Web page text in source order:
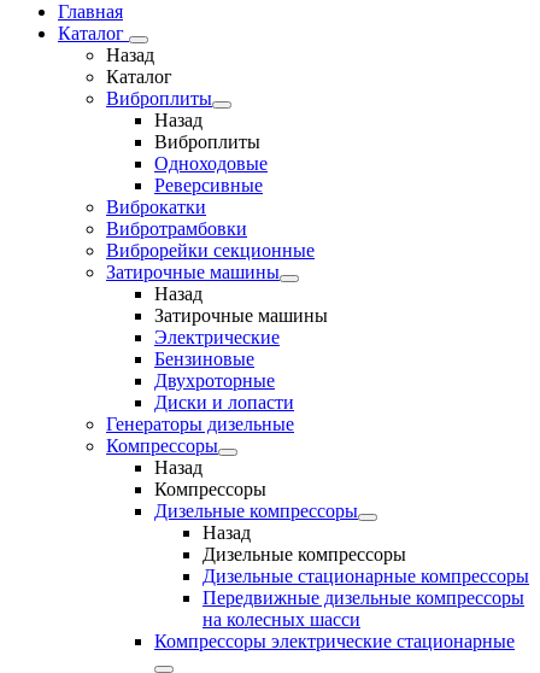
Главная
Каталог
Назад
Каталог
Виброплиты
Назад
Виброплиты
Одноходовые
Реверсивные
Виброкатки
Вибротрамбовки
Виброрейки секционные
Затирочные машины
Назад
Затирочные машины
Электрические
Бензиновые
Двухроторные
Диски и лопасти
Генераторы дизельные
Компрессоры
Назад
Компрессоры
Дизельные компрессоры
Назад
Дизельные компрессоры
Дизельные стационарные компрессоры
Передвижные дизельные компрессоры
на колесных шасси
Компрессоры электрические стационарные